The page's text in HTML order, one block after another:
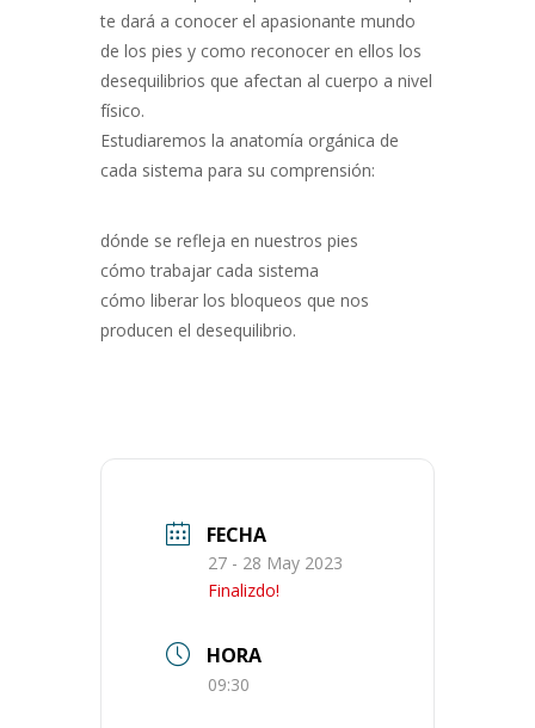
te dará a conocer el apasionante mundo
de los pies y como reconocer en ellos los
desequilibrios que afectan al cuerpo a nivel
físico.
Estudiaremos la anatomía orgánica de
cada sistema para su comprensión:
dónde se refleja en nuestros pies
cómo trabajar cada sistema
cómo liberar los bloqueos que nos
producen el desequilibrio.
FECHA
27 - 28 May 2023
Finalizdo!
HORA
09:30